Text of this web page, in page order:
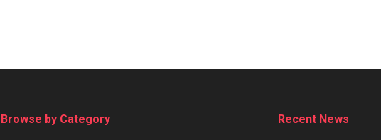
Browse by Category Recent News